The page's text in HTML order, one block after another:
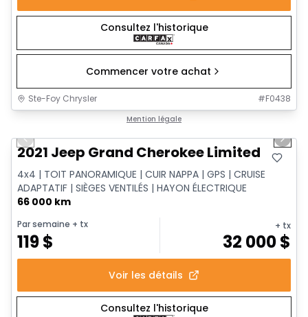
Consultez l'historique
Commencer votre achat
Ste-Foy Chrysler #F0438
Mention légale
Previous slide Next
2021 Jeep Grand Cherokee Limited
4x4 | TOIT PANORAMIQUE | CUIR NAPPA | GPS | CRUISE
ADAPTATIF | SIÈGES VENTILÉS | HAYON ÉLECTRIQUE
66 000 km
Par semaine + tx
119$
+ tx
32 000$
Voir les détails
Consultez l'historique